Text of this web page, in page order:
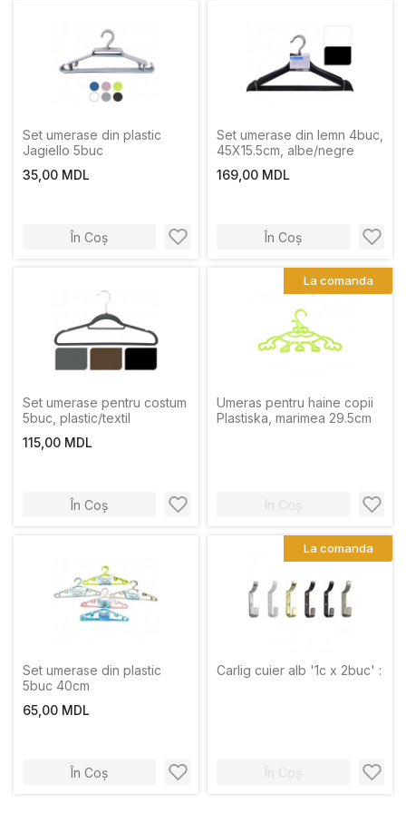
Set umerase din plastic
Jagiello 5buc
35,00 MDL
În Coș
Set umerase din lemn 4buc,
45X15.5cm, albe/negre
169,00 MDL
În Coș
Set umerase pentru costum
5buc, plastic/textil
115,00 MDL
În Coș
Umeras pentru haine copii
Plastiska, marimea 29.5cm
În Coș
La comanda
Set umerase din plastic
5buc 40cm
65,00 MDL
În Coș
Carlig cuier alb '1c x 2buc' :
În Coș
La comanda